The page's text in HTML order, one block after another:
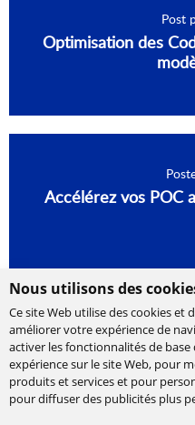
Nous utilisons des
Ce site Web utilise des cookies
améliorer votre expérience de
activer les fonctionnalités de base
expérience sur le site Web, pour
produits et services et pour
pour diffuser des publicités plus
Post
Optimisation des
Accélérez vos POC
Cabinet de